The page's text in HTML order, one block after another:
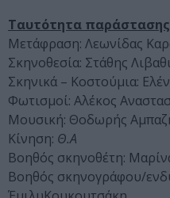
Ταυτότητα παράστασης
Μετάφραση: Λεωνίδας
Σκηνοθεσία: Στάθης
Σκηνικά – Κοστούμια:
Φωτισμοί: Αλέκος
Μουσική: Θοδωρής
Κίνηση: Θ.Α
Βοηθός σκηνοθέτη:
Βοηθός σκηνογράφου/